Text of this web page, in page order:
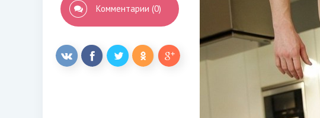
Комментарии (0)